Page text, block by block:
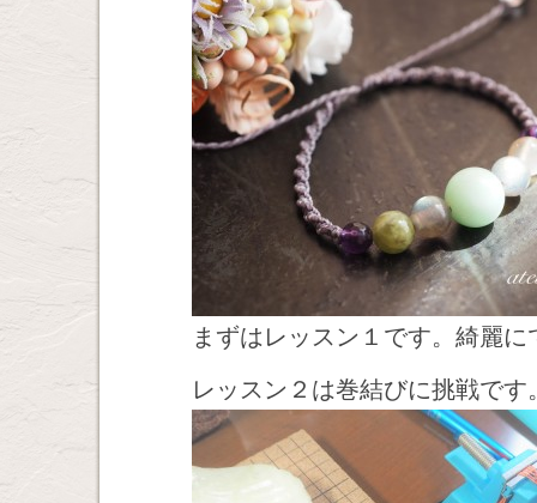
まずはレッスン１です。綺麗
レッスン２は巻結びに挑戦です